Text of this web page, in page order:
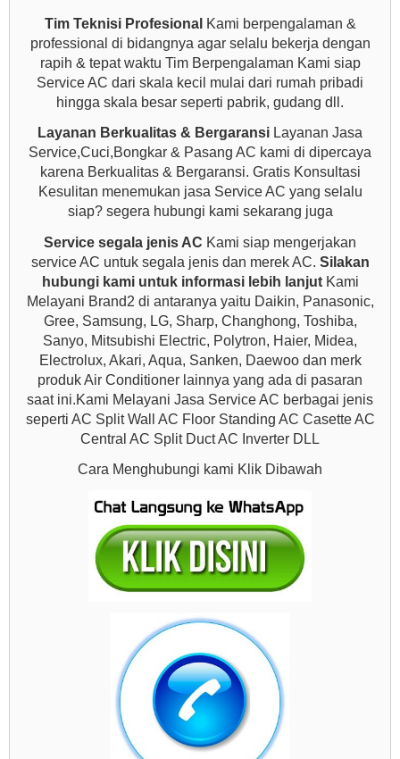
Tim Teknisi Profesional Kami berpengalaman &
professional di bidangnya agar selalu bekerja dengan
rapih & tepat waktu Tim Berpengalaman Kami siap
Service AC dari skala kecil mulai dari rumah pribadi
hingga skala besar seperti pabrik, gudang dll.
Layanan Berkualitas & Bergaransi Layanan Jasa
Service,Cuci,Bongkar & Pasang AC kami di dipercaya
karena Berkualitas & Bergaransi. Gratis Konsultasi
Kesulitan menemukan jasa Service AC yang selalu
siap? segera hubungi kami sekarang juga
Service segala jenis AC Kami siap mengerjakan
service AC untuk segala jenis dan merek AC. Silakan
hubungi kami untuk informasi lebih lanjut Kami
Melayani Brand2 di antaranya yaitu Daikin, Panasonic,
Gree, Samsung, LG, Sharp, Changhong, Toshiba,
Sanyo, Mitsubishi Electric, Polytron, Haier, Midea,
Electrolux, Akari, Aqua, Sanken, Daewoo dan merk
produk Air Conditioner lainnya yang ada di pasaran
saat ini.Kami Melayani Jasa Service AC berbagai jenis
seperti AC Split Wall AC Floor Standing AC Casette AC
Central AC Split Duct AC Inverter DLL
Cara Menghubungi kami Klik Dibawah